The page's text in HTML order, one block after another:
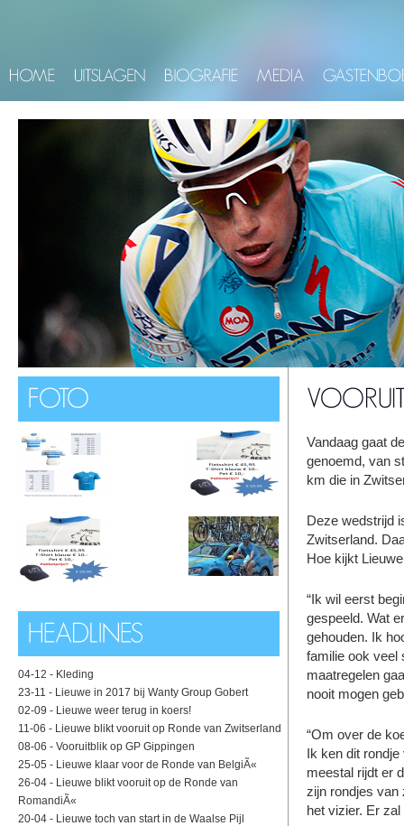
04-12 - Kleding
23-11 - Lieuwe in 2017 bij Wanty Group Gobert
02-09 - Lieuwe weer terug in koers!
11-06 - Lieuwe blikt vooruit op Ronde van Zwitserland
08-06 - Vooruitblik op GP Gippingen
25-05 - Lieuwe klaar voor de Ronde van BelgiÃ«
26-04 - Lieuwe blikt vooruit op de Ronde van
RomandiÃ«
20-04 - Lieuwe toch van start in de Waalse Pijl
Vandaag gaat
genoemd, van
km die in
Deze wedstrijd
Zwitserland.
Hoe kijkt
“Ik wil eerst
gespeeld. Wat
gehouden. Ik
familie ook veel
maatregelen
nooit mogen
“Om over de
Ik ken dit
meestal rijdt er
zijn rondjes van
het vizier. Er